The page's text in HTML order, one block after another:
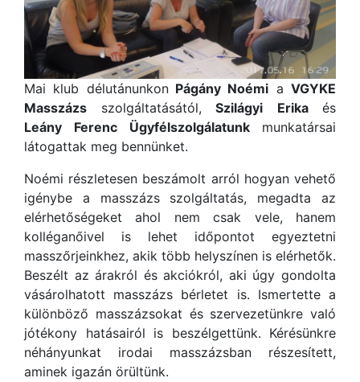
Mai klub délutánunkonPágány Noémi aVGYKE
Masszázs szolgáltatásától, Szilágyi Erikaés
Leány
Ferenc Ügyfélszolgálatunk munkatársai
látogattak meg bennünket.
Noémi részletesen beszámolt arról hogyan vehető
igénybe a masszázs szolgáltatás, megadta az
elérhetőségeket ahol nem csak vele, hanem
kolléganőivel is lehet időpontot egyeztetni
masszőrjeinkhez, akik több helyszínen is elérhetők.
Beszélt az árakról és akciókról, aki úgy gondolta
vásárolhatott masszázs bérletet is. Ismertette a
különböző masszázsokat és szervezetünkre való
jótékony hatásairól is beszélgettünk. Kérésünkre
néhányunkat irodai masszázsban részesített,
aminek igazán örültünk.